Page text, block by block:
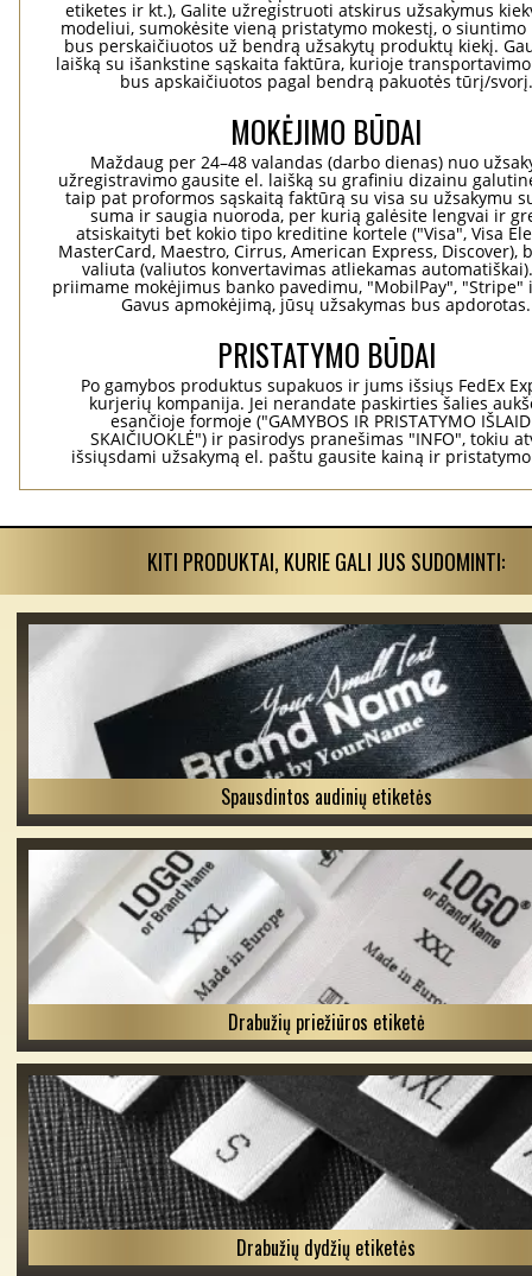
etiketes ir kt.), Galite užregistruoti atskirus užsakymus
modeliui, sumokėsite vieną pristatymo mokestį, o siuntimo
bus perskaičiuotos už bendrą užsakytų produktų kiekį.
laišką su išankstine sąskaita faktūra, kurioje
bus apskaičiuotos pagal bendrą pakuotės tūrį/svorį.
MOKĖJIMO BŪDAI
Maždaug per 24–48 valandas (darbo dienas) nuo
užregistravimo gausite el. laišką su grafiniu dizainu
taip pat proformos sąskaitą faktūrą su visa su užsakymu
suma ir saugia nuoroda, per kurią galėsite lengvai ir
atsiskaityti bet kokio tipo kreditine kortele ("Visa", Visa
MasterCard, Maestro, Cirrus, American Express, Discover),
valiuta (valiutos konvertavimas atliekamas
priimame mokėjimus banko pavedimu, "MobilPay", "Stripe"
Gavus apmokėjimą, jūsų užsakymas bus apdorotas.
PRISTATYMO BŪDAI
Po gamybos produktus supakuos ir jums išsiųs FedEx
kurjerių kompanija. Jei nerandate paskirties šalies
esančioje formoje ("GAMYBOS IR PRISTATYMO
SKAIČIUOKLĖ") ir pasirodys pranešimas "INFO", tokiu
išsiųsdami užsakymą el. paštu gausite kainą ir
KITI PRODUKTAI, KURIE GALI JUS SUDOMINTI:
Spausdintos audinių etiketės
Drabužių priežiūros etiketė
Drabužių dydžių etiketės